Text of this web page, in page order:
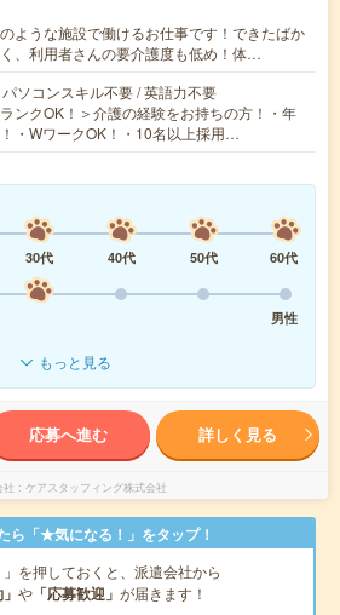
ような施設で働けるお仕事です！できたばか
、利用者さんの要介護度も低め！体…
ソコンスキル不要 / 英語力不要
ンクOK！＞介護の経験をお持ちの方！・年
・WワークOK！・10名以上採用…
30代 40代 50代
60代
男性
もっと見る
応募へ進む 詳しく見る
ケアスタッフィング株式会社
ら「★気になる！」をタップ！
」を押しておくと、派遣会社から
や 「応募歓迎」 が届きます！